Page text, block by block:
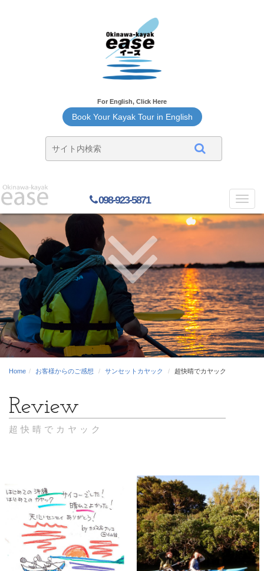
For English, Click Here
Book Your Kayak Tour in English
098-923-5871
Home お客様からのご感想 サンセットカヤック 超快晴でカヤック
超快晴でカヤック